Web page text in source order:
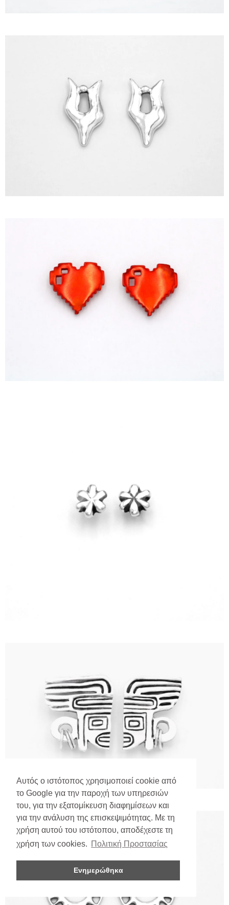
Αυτός ο ιστότοπος χρησιμοποιεί cookie από
το Google για την παροχή των υπηρεσιών
του, για την εξατομίκευση διαφημίσεων και
για την ανάλυση της επισκεψιμότητας. Με τη
χρήση αυτού του ιστότοπου, αποδέχεστε τη
χρήση των cookies. Πολιτική Προστασίας
Ενημερώθηκα